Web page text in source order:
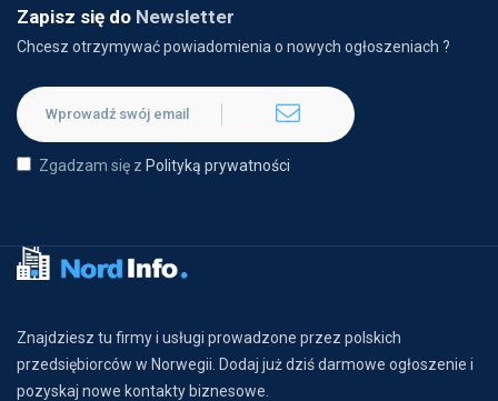
Zapisz się do Newsletter
Chcesz otrzymywać powiadomienia o nowych ogłoszeniach ?
Zgadzam się z Polityką prywatności
Znajdziesz tu firmy i usługi prowadzone przez polskich
przedsiębiorców w Norwegii. Dodaj już dziś darmowe ogłoszenie i
pozyskaj nowe kontakty biznesowe.